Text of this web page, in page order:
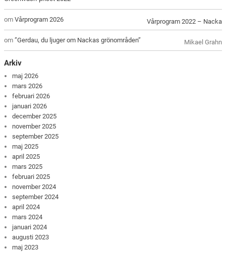
Vårprogram 2022 – Nacka
omVårprogram 2026
Mikael Grahn
om”Gerdau, du ljuger om Nackas grönområden”
Arkiv
maj 2026
mars 2026
februari 2026
januari 2026
december 2025
november 2025
september 2025
maj 2025
april 2025
mars 2025
februari 2025
november 2024
september 2024
april 2024
mars 2024
januari 2024
augusti 2023
maj 2023